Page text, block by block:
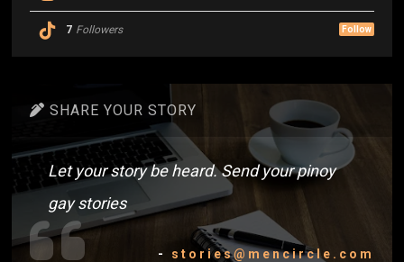
7 Followers Follow
SHARE YOUR STORY
Let your story be heard. Send your pinoy
gay stories
- stories@mencircle.com